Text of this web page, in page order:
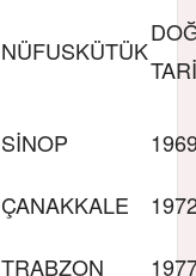
NÜFUSKÜTÜK
SİNOP
ÇANAKKALE
TRABZON